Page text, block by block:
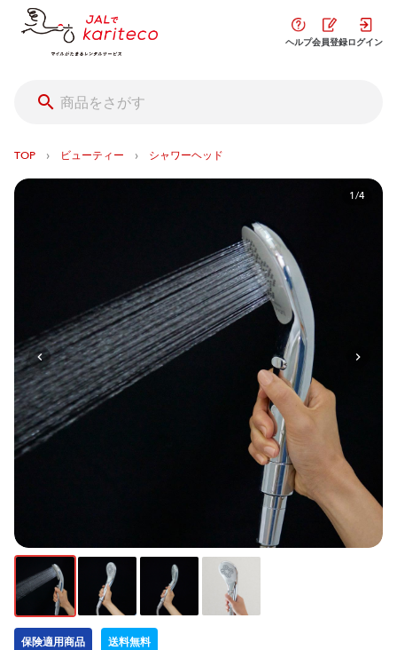
ヘルプ会員登録ログイン
TOP › ビューティー › シャワーヘッド
1/4
保険適用商品 送料無料